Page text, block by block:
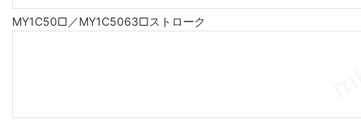
MY1C50□／MY1C5063□ストローク